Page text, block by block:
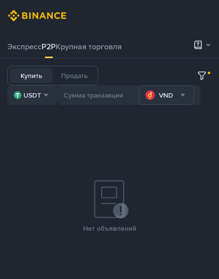
ЭкспрессP2PКрупная торговля
Купить Продать
USDT VND
Нет объявлений